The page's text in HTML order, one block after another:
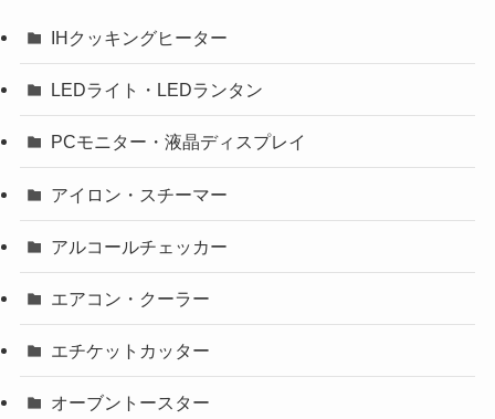
IHクッキングヒーター
LEDライト・LEDランタン
PCモニター・液晶ディスプレイ
アイロン・スチーマー
アルコールチェッカー
エアコン・クーラー
エチケットカッター
オーブントースター